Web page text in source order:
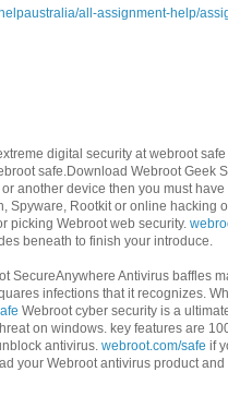
all-assignment-help/
digital security at webroot
safe.Download Webroot Geek
another device then you must
Spyware, Rootkit or online hacking
picking Webroot web security.
beneath to finish your introduce.
SecureAnywhere Antivirus baffles
infections that it recognizes.
Webroot cyber security is a
on windows. key features are
antivirus. webroot.com/safe if
your Webroot antivirus product